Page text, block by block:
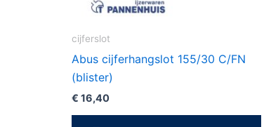
cijferslot
Abus cijferhangslot 155/30 C/FN
(blister)
€ 16,40